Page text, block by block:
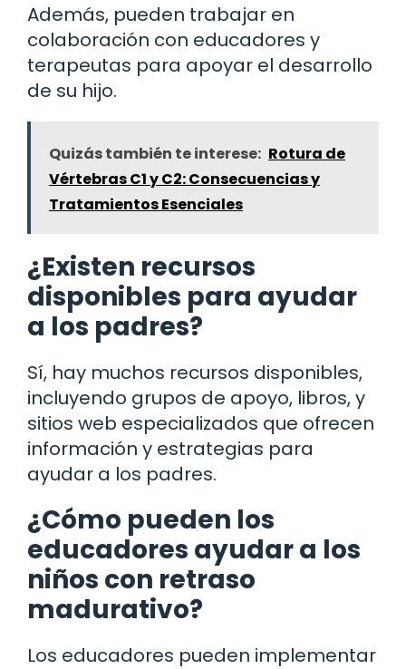
Además, pueden trabajar en
colaboración con educadores y
terapeutas para apoyar el desarrollo
de su hijo.
Quizás también te interese: Rotura de
Vértebras C1 y C2: Consecuencias y
Tratamientos Esenciales
¿Existen recursos
disponibles para ayudar
a los padres?
Sí, hay muchos recursos disponibles,
incluyendo grupos de apoyo, libros, y
sitios web especializados que ofrecen
información y estrategias para
ayudar a los padres.
¿Cómo pueden los
educadores ayudar a los
niños con retraso
madurativo?
Los educadores pueden implementar